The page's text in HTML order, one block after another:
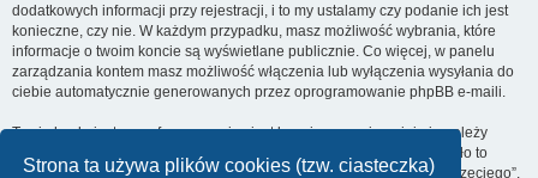
Strona ta używa plików cookies (tzw. ciasteczka)
dodatkowych informacji przy rejestracji, i to my ustalamy czy podanie ich jest
konieczne, czy nie. W każdym przypadku, masz możliwość wybrania, które
informacje o twoim koncie są wyświetlane publicznie. Co więcej, w panelu
zarządzania kontem masz możliwość włączenia lub wyłączenia wysyłania do
ciebie automatycznie generowanych przez oprogramowanie phpBB e-maili.
Twoje hasło jest zaszyfrowane, więc jest bezpieczne, niemniej nie należy
używać tego samego hasła na różnych witrynach internetowych. Hasło to
umożliwia dostęp do twojego konta na „Lista Przebojów Programu Trzeciego”,